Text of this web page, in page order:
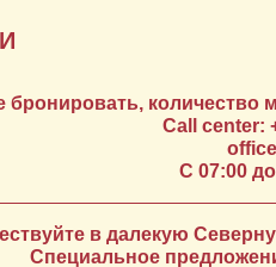
бронировать, количество
Сall center:
С 07:00
в далекую
Специальное